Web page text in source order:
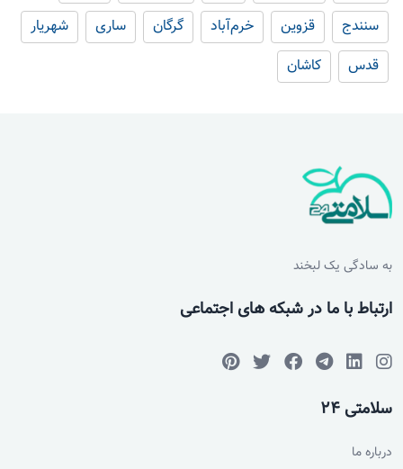
سنندج
قزوین خرم‌آباد گرگان ساری
شهریار
قدس
کاشان
به سادگی یک لبخند
ارتباط با ما در شبکه های اجتماعی
سلامتی 24
درباره ما